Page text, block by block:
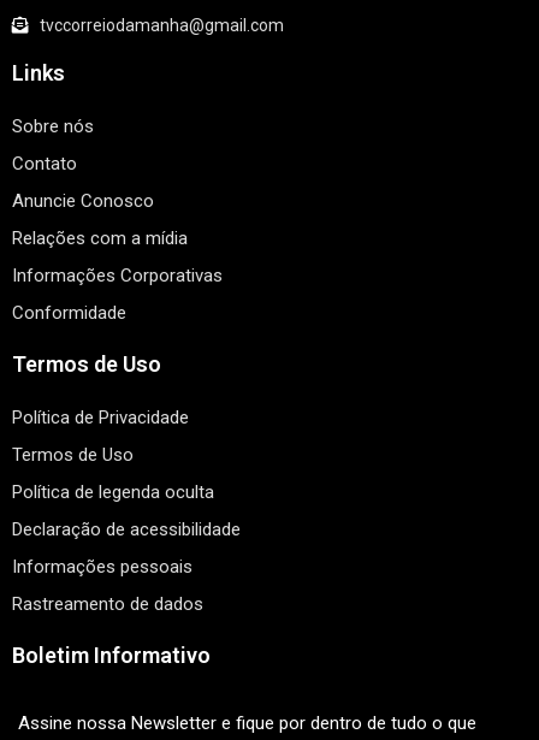
tvccorreiodamanha@gmail.com
Links
Sobre nós
Contato
Anuncie Conosco
Relações com a mídia
Informações Corporativas
Conformidade
Termos de Uso
Política de Privacidade
Termos de Uso
Política de legenda oculta
Declaração de acessibilidade
Informações pessoais
Rastreamento de dados
Boletim Informativo
Assine nossa Newsletter e fique por dentro de tudo o que